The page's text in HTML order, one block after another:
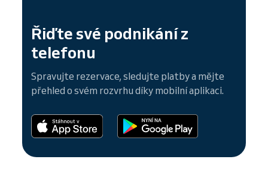
Řiďte své podnikání z
telefonu
Spravujte rezervace, sledujte platby a mějte
přehled o svém rozvrhu díky mobilní aplikaci.